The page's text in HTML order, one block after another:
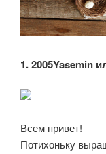
1. 2005Yasemin
Всем привет!
Потихоньку